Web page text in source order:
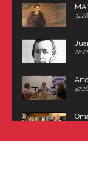
31:28
47:26